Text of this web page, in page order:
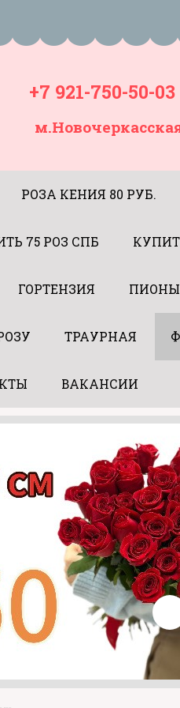
+7 921-750-50-03
РОЗА КЕНИЯ 80 РУБ.
75 РОЗ СПБ
ГОРТЕНЗИЯ ПИОНЫ
ТРАУРНАЯ
ВАКАНСИИ